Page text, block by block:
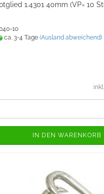
1.4301 40mm (VP= 10
10
ca. 3-4 Tage (Ausland abweichend)
IN DEN WARENKORB